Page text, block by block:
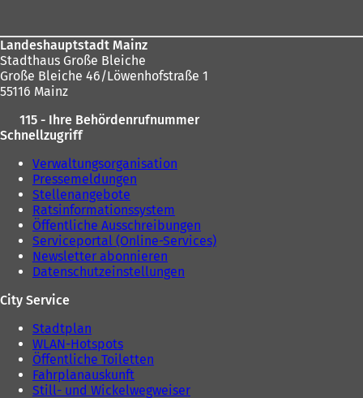
Landeshauptstadt Mainz
Stadthaus Große Bleiche
Große Bleiche 46/Löwenhofstraße 1
55116 Mainz
115 - Ihre Behördenrufnummer
Schnellzugriff
Verwaltungsorganisation
Pressemeldungen
Stellenangebote
Ratsinformationssystem
Öffentliche Ausschreibungen
Serviceportal (Online-Services)
Newsletter abonnieren
Datenschutzeinstellungen
City Service
Stadtplan
WLAN-Hotspots
Öffentliche Toiletten
Fahrplanauskunft
Still- und Wickelwegweiser